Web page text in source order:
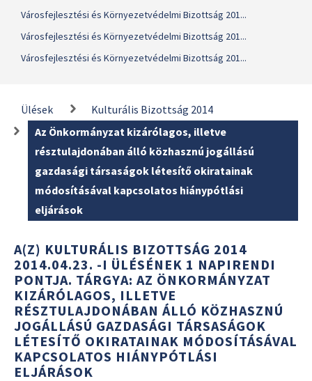
Városfejlesztési és Környezetvédelmi Bizottság 201...
Városfejlesztési és Környezetvédelmi Bizottság 201...
Városfejlesztési és Környezetvédelmi Bizottság 201...
Ülések
Kulturális Bizottság 2014
Az Önkormányzat kizárólagos, illetve
résztulajdonában álló közhasznú jogállású
gazdasági társaságok létesítő okiratainak
módosításával kapcsolatos hiánypótlási
eljárások
A(Z) KULTURÁLIS BIZOTTSÁG 2014
2014.04.23. -I ÜLÉSÉNEK 1 NAPIRENDI
PONTJA. TÁRGYA: AZ ÖNKORMÁNYZAT
KIZÁRÓLAGOS, ILLETVE
RÉSZTULAJDONÁBAN ÁLLÓ KÖZHASZNÚ
JOGÁLLÁSÚ GAZDASÁGI TÁRSASÁGOK
LÉTESÍTŐ OKIRATAINAK MÓDOSÍTÁSÁVAL
KAPCSOLATOS HIÁNYPÓTLÁSI
ELJÁRÁSOK